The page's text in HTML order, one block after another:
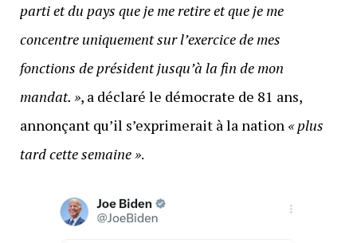
parti et du pays que je me retire et que je me
concentre uniquement sur l’exercice de mes
fonctions de président jusqu’à la fin de mon
mandat. », a déclaré le démocrate de 81 ans,
annonçant qu’il s’exprimerait à la nation « plus
tard cette semaine ».